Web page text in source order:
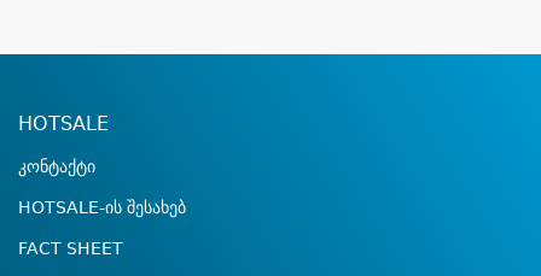
HOTSALE
კონტაქტი
HOTSALE-ის შესახებ
FACT SHEET